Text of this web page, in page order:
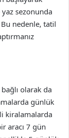
yaz sezonunda
nedenle, tatil
olarak da
günlük
kiralamalarda
aracı 7 gün